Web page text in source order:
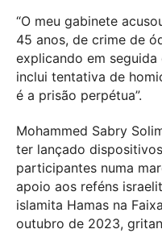
“O meu gabinete
45 anos, de crime de
explicando em seguida
inclui tentativa de
é a prisão perpétua”.
Mohammed Sabry
ter lançado
participantes numa
apoio aos reféns
islamita Hamas na
outubro de 2023,